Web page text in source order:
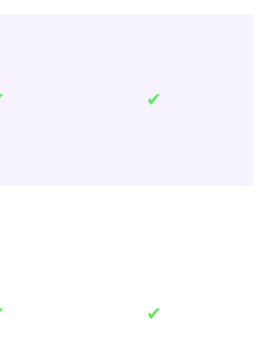
✔
✔